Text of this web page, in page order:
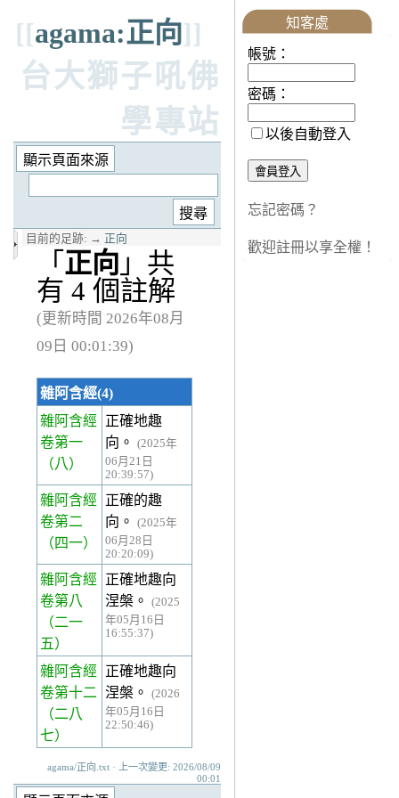
[[agama:正向]]
台大獅子吼佛
學專站
目前的足跡: → 正向
「 正向 」共
有 4 個註解
(更新時間 2026年08月
09日 00:01:39)
雜阿含經(4)
雜阿含經
卷第一
（八）
正確地趣
向。
(2025年
06月21日
20:39:57)
雜阿含經
卷第二
（四一）
正確的趣
向。
(2025年
06月28日
20:20:09)
雜阿含經
卷第八
（二一
五）
正確地趣向
涅槃。
(2025
年05月16日
16:55:37)
雜阿含經
卷第十二
（二八
七）
正確地趣向
涅槃。
(2026
年05月16日
22:50:46)
agama/正向.txt · 上一次變更: 2026/08/09
00:01
知客處
帳號：
密碼：
以後自動登入
忘記密碼？
歡迎註冊以享全權！